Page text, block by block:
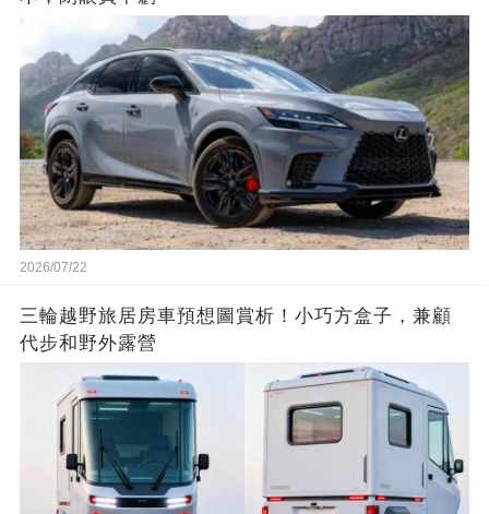
2026/07/22
三輪越野旅居房車預想圖賞析！小巧方盒子，兼顧
代步和野外露營